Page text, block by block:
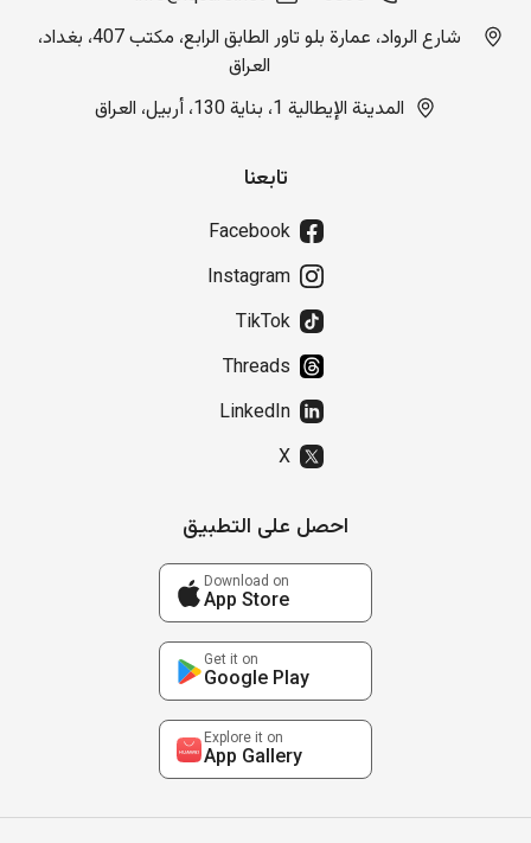
شارع الرواد، عمارة بلو تاور الطابق الرابع، مكتب 407، بغداد،
العراق
المدينة الإيطالية 1، بناية 130، أربيل، العراق
تابعنا
Facebook
Instagram
TikTok
Threads
LinkedIn
X
احصل على التطبيق
Download on
App Store
Get it on
Google Play
Explore it on
App Gallery